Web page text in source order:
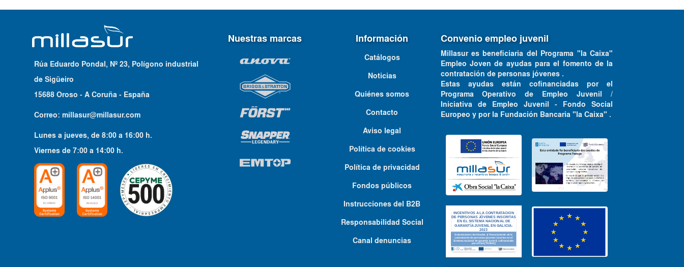
Rúa Eduardo Pondal, Nº 23, Polígono industrial
de Sigüeiro
15688 Oroso - A Coruña - España
Correo:millasur@millasur.com
Lunes a jueves, de8:00 a 16:00 h.
Viernes de7:00 a 14:00 h.
Nuestras marcas Información
Catálogos
Noticias
Quiénes somos
Contacto
Aviso legal
Política de cookies
Política de privacidad
Fondos públicos
Instrucciones del B2B
Responsabilidad Social
Canal denuncias
Convenio empleo juvenil
Millasur es beneficiaria del Programa "la Caixa"
Empleo Joven de ayudas para el fomento de la
contratación de personas jóvenes .
Estas ayudas están cofinanciadas por el
Programa Operativo de Empleo Juvenil /
Iniciativa de Empleo Juvenil - Fondo Social
Europeo y por la Fundación Bancaria "la Caixa" .